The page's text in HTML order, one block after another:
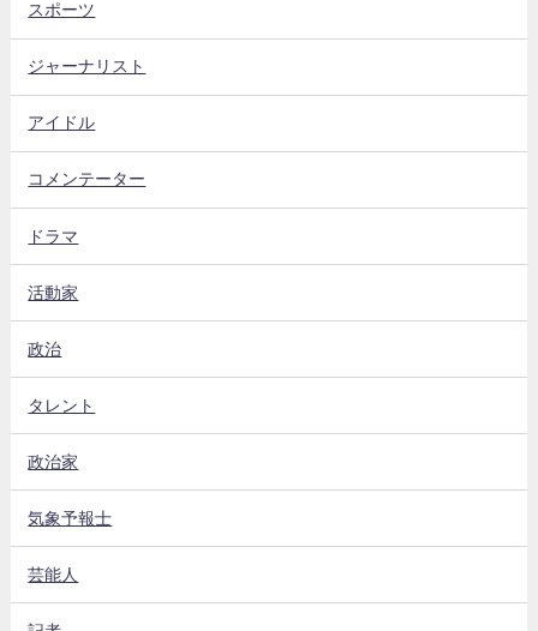
スポーツ
ジャーナリスト
アイドル
コメンテーター
ドラマ
活動家
政治
タレント
政治家
気象予報士
芸能人